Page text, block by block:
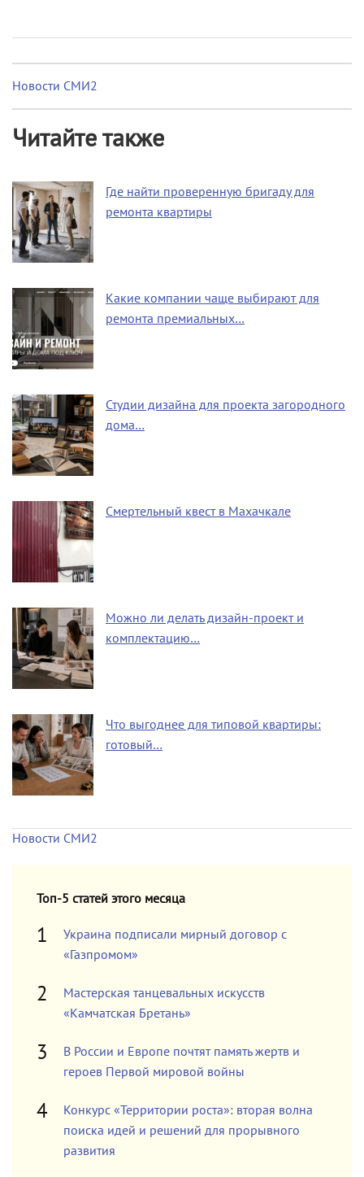
Новости СМИ2
Читайте также
Где найти проверенную бригаду для
ремонта квартиры
Какие компании чаще выбирают для
ремонта премиальных…
Студии дизайна для проекта загородного
дома…
Смертельный квест в Махачкале
Можно ли делать дизайн-проект и
комплектацию…
Что выгоднее для типовой квартиры:
готовый…
Новости СМИ2
Топ-5 статей этого месяца
Украина подписали мирный договор с
«Газпромом»
Мастерская танцевальных искусств
«Камчатская Бретань»
В России и Европе почтят память жертв и
героев Первой мировой войны
Конкурс «Территории роста»: вторая волна
поиска идей и решений для прорывного
развития